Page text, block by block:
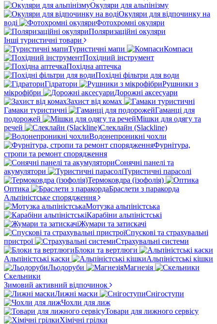
Окуляри для альпінізму
Окуляри для відпочинку на
воді
Фотохромні окуляри
Поляризаційні окуляри
Інші туристичні товари
Туристичні мапи
Компаси
Похідний інструмент
Похідна аптечка
Похідні фільтри для води
Гідратори
Рушники з
мікрофібри
Дорожні аксесуари
Захист від комах
Гамаки туристичні
Гаманці для
подорожей
Мішки для одягу та
речей
Слеклайн (Slackline)
Водонепроникні чохли
Фурнітура,
стропи та ремонт спорядження
Сонячні панелі та
акумулятори
Туристичні парасолі
Термоковдра (ізофолія)
Оптика
Браслети з паракорда
Альпіністське спорядження
Мотузка альпіністська
Карабіни альпіністські
Жумари та затискачі
Спускові та страхувальні
пристрої
Страхувальні системи
Блоки та вертлюги
Альпіністські каски
Альпіністські кішки
Льодоруби
Магнезія
Скельники
Зимовий активний відпочинок
Лижні маски
Снігоступи
Чохли для лиж
Товари для лижного сервісу
Хімічні грілки